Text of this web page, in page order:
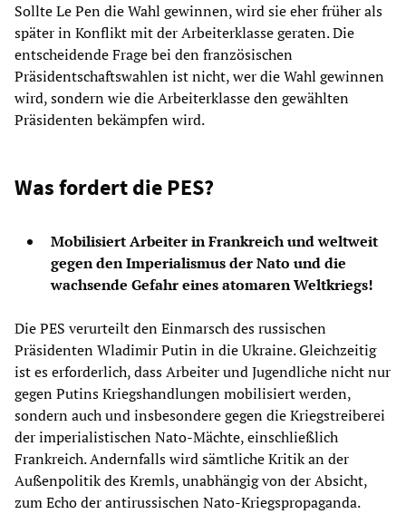
Sollte Le Pen die Wahl gewinnen, wird sie eher früher als
später in Konflikt mit der Arbeiterklasse geraten. Die
entscheidende Frage bei den französischen
Präsidentschaftswahlen ist nicht, wer die Wahl gewinnen
wird, sondern wie die Arbeiterklasse den gewählten
Präsidenten bekämpfen wird.
Was fordert die PES?
Mobilisiert Arbeiter in Frankreich und weltweit
gegen den Imperialismus der Nato und die
wachsende Gefahr eines atomaren Weltkriegs!
Die PES verurteilt den Einmarsch des russischen
Präsidenten Wladimir Putin in die Ukraine. Gleichzeitig
ist es erforderlich, dass Arbeiter und Jugendliche nicht nur
gegen Putins Kriegshandlungen mobilisiert werden,
sondern auch und insbesondere gegen die Kriegstreiberei
der imperialistischen Nato-Mächte, einschließlich
Frankreich. Andernfalls wird sämtliche Kritik an der
Außenpolitik des Kremls, unabhängig von der Absicht,
zum Echo der antirussischen Nato-Kriegspropaganda.